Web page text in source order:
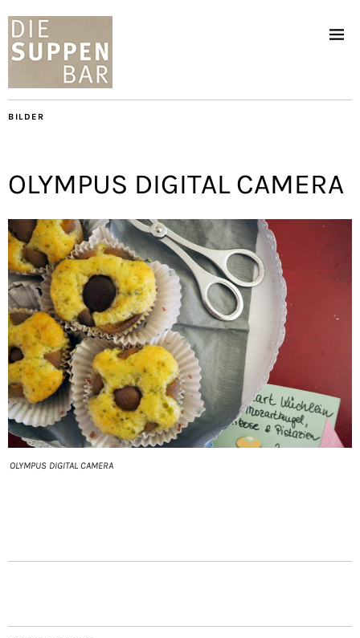
BILDER
OLYMPUS DIGITAL CAMERA
OLYMPUS DIGITAL CAMERA